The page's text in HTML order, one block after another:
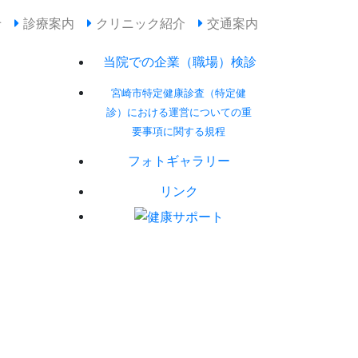
診療案内 クリニック紹介 交通案内
当院での企業（職場）検診
宮崎市特定健康診査（特定健
診）における運営についての重
要事項に関する規程
フォトギャラリー
リンク